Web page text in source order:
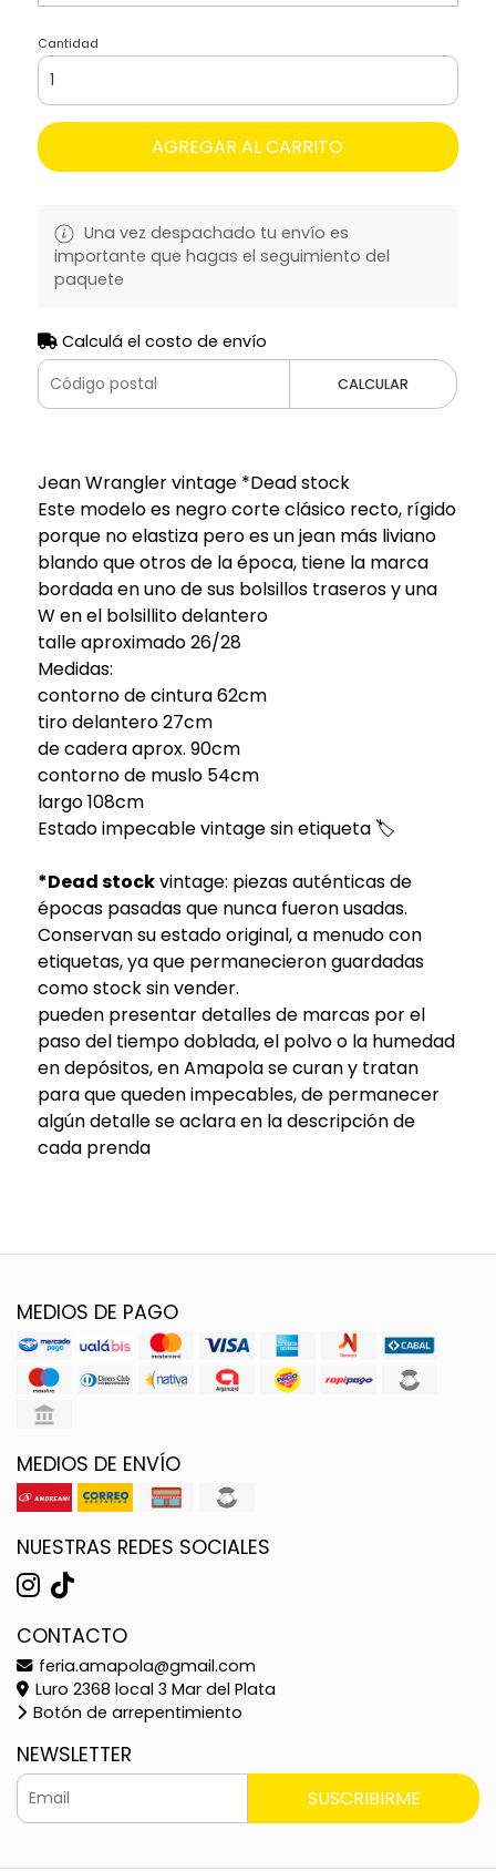
Cantidad
AGREGAR AL CARRITO
Una vez despachado tu envío es
importante que hagas el seguimiento del
paquete
Calculá el costo de envío
CALCULAR
Jean Wrangler vintage *Dead stock
Este modelo es negro corte clásico recto, rígido
porque no elastiza pero es un jean más liviano
blando que otros de la época, tiene la marca
bordada en uno de sus bolsillos traseros y una
W en el bolsillito delantero
talle aproximado 26/28
Medidas:
contorno de cintura 62cm
tiro delantero 27cm
de cadera aprox. 90cm
contorno de muslo 54cm
largo 108cm
Estado impecable vintage sin etiqueta 🏷️
*Dead stockvintage: piezas auténticas de
épocas pasadas que nunca fueron usadas.
Conservan su estado original, a menudo con
etiquetas, ya que permanecieron guardadas
como stock sin vender.
pueden presentar detalles de marcas por el
paso del tiempo doblada, el polvo o la humedad
en depósitos, en Amapola se curan y tratan
para que queden impecables, de permanecer
algún detalle se aclara en la descripción de
cada prenda
MEDIOS DE PAGO
MEDIOS DE ENVÍO
NUESTRAS REDES SOCIALES
CONTACTO
feria.amapola@gmail.com
Luro 2368 local 3 Mar del Plata
Botón de arrepentimiento
NEWSLETTER
SUSCRIBIRME